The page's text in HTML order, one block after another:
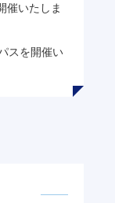
催いたしま
スを開催い